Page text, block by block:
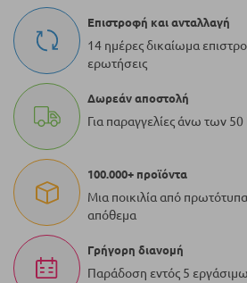
Επιστροφή και ανταλλαγή
14 ημέρες δικαίωμα
ερωτήσεις
Δωρεάν αποστολή
Για παραγγελίες άνω των 50
100.000+ προϊόντα
Μια ποικιλία από
απόθεμα
Γρήγορη διανομή
Παράδοση εντός 5